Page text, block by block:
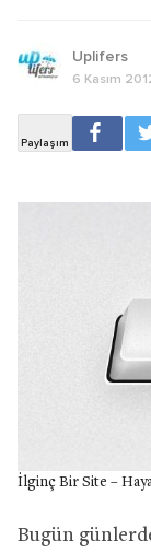
Uplifers
6 Kasım
İlginç Bir Site –
Bugün